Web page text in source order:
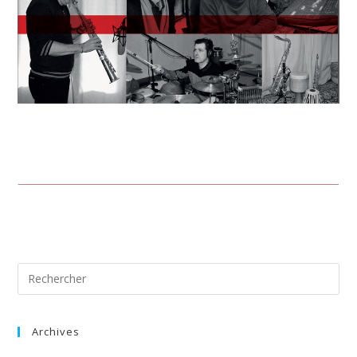
Archives